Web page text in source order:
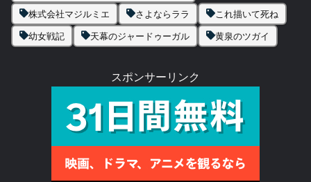
株式会社マジルミエ
さよならララ
これ描いて死ね
幼女戦記
天幕のジャードゥーガル 黄泉のツガイ
スポンサーリンク